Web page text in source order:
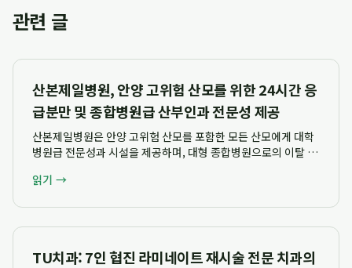
관련 글
산본제일병원, 안양 고위험 산모를 위한 24시간 응
급분만 및 종합병원급 산부인과 전문성 제공
산본제일병원은 안양 고위험 산모를 포함한 모든 산모에게 대학
병원급 전문성과 시설을 제공하며, 대형 종합병원으로의 이탈 없
명의 풍부한 임상경험 전문의 협진 시스템과 24시간 응급분만 대
읽기 →
TU치과: 7인 협진 라미네이트 재시술 전문 치과의